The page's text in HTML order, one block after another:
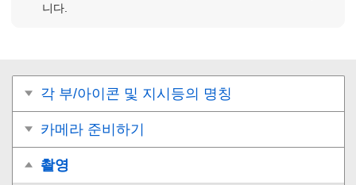
니다.
각 부/아이콘 및 지시등의 명칭
카메라 준비하기
촬영